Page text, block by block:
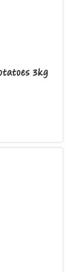
3kg